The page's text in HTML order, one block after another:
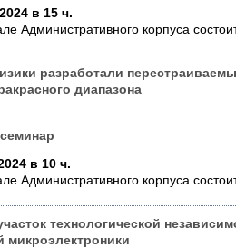
в 15 ч.
Административного корпуса
разработали
диапазона
в 10 ч.
Административного корпуса
технологической
микроэлектроники